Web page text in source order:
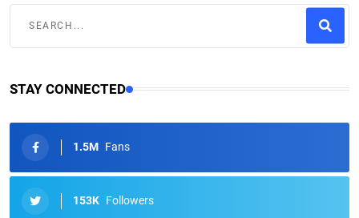
STAY CONNECTED
1.5M Fans
153K Followers